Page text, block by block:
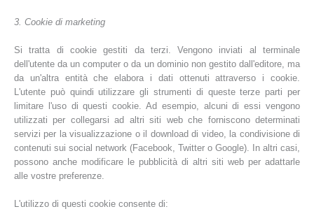
3. Cookie di marketing
Si tratta di cookie gestiti da terzi. Vengono inviati al terminale
dell'utente da un computer o da un dominio non gestito dall'editore, ma
da un'altra entità che elabora i dati ottenuti attraverso i cookie.
L'utente può quindi utilizzare gli strumenti di queste terze parti per
limitare l'uso di questi cookie. Ad esempio, alcuni di essi vengono
utilizzati per collegarsi ad altri siti web che forniscono determinati
servizi per la visualizzazione o il download di video, la condivisione di
contenuti sui social network (Facebook, Twitter o Google). In altri casi,
possono anche modificare le pubblicità di altri siti web per adattarle
alle vostre preferenze.
L'utilizzo di questi cookie consente di: